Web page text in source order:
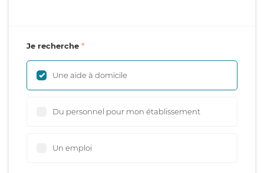
Je recherche
Une aide à domicile
Du personnel pour mon établissement
Un emploi